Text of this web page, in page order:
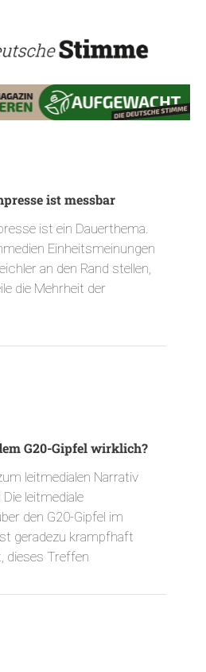
ist messbar
ist ein Dauerthema.
Einheitsmeinungen
an den Rand stellen,
die Mehrheit der
G20-Gipfel wirklich?
leitmedialen Narrativ
leitmediale
den G20-Gipfel im
geradezu krampfhaft
dieses Treffen